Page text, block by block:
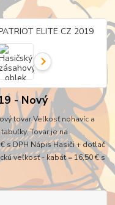
- Nový
tovar Velkosť nohavíc a
Tovar je na
s DPH Nápis Hasiči + dotlač
veľkosť - kabát = 16,50 € s